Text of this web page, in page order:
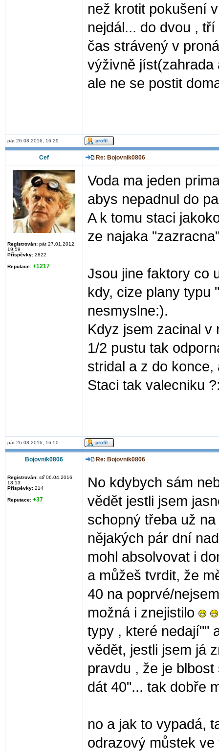
než krotit pokušení
nejdál... do dvou ,
čas strávený v
výživně jíst(zahrada
ale ne se postit
pát 26.08.2016, 16:29
Cef Re: Bojovnik0806
Registrován: pát 27.01.2012,
19:59
Příspěvky: 2822
Reputace: +1217
Voda ma jeden
abys nepadnul do
A k tomu staci
ze najaka
Jsou jine faktory co
kdy, cize plany typu
nesmyslne:).
Kdyz jsem zacinal v
1/2 pustu tak
stridal a z do
Staci tak valecniku
pát 26.08.2016, 16:50
Bojovnik0806 Re: Bojovnik0806
Registrován: stř 06.04.2016,
18:13
Příspěvky: 214
Reputace: +37
No kdybych sám
vědět jestli jsem
schopný třeba už
nějakých pár dní
mohl absolvovat i
a můžeš tvrdit, že
40 na poprvé/
možná i znejistilo
typy , které nedají""
vědět, jestli jsem já
pravdu , že je
dát 40"... tak dobře
no a jak to vypadá,
odrazový můstek